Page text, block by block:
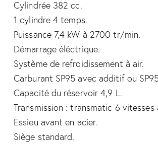
Cylindrée 382 cc.
1 cylindre 4 temps.
Puissance 7,4 kW à 2700 tr/min.
Démarrage éléctrique.
Système de refroidissement à air.
Carburant SP95 avec additif ou
Capacité du réservoir 4,9 L.
Transmission : transmatic 6
Essieu avant en acier.
Siège standard.